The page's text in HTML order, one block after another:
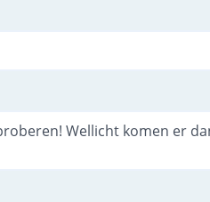
Wellicht komen er